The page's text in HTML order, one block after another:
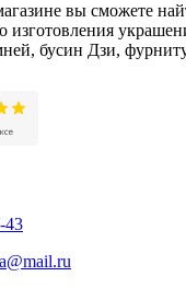
вы сможете
изготовления
бусин Дзи,
43